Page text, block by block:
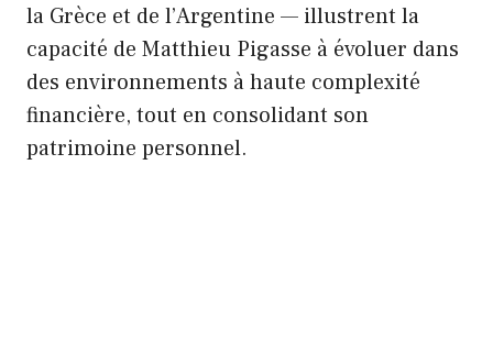
la Grèce et de l’Argentine — illustrent la
capacité de Matthieu Pigasse à évoluer dans
des environnements à haute complexité
financière, tout en consolidant son
patrimoine personnel.